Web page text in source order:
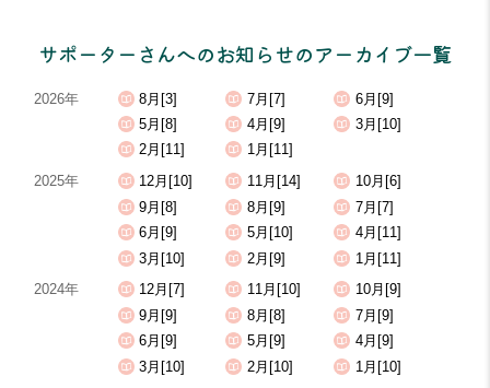
サポーターさんへのお知らせのアーカイブ一覧
2026年 8月[3] 7月[7]
6月[9]
5月[8]
4月[9]
3月[10]
2月[11]
1月[11]
2025年
12月[10] 11月[14]
10月[6]
9月[8]
8月[9]
7月[7]
6月[9]
5月[10]
4月[11]
3月[10]
2月[9]
1月[11]
2024年
12月[7] 11月[10]
10月[9]
9月[9]
8月[8]
7月[9]
6月[9]
5月[9]
4月[9]
3月[10]
2月[10]
1月[10]